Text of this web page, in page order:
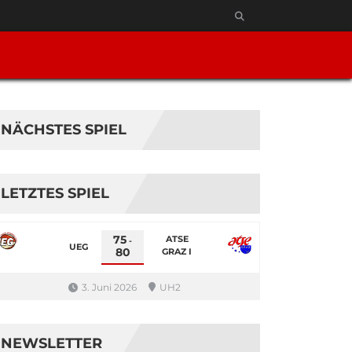
NÄCHSTES SPIEL
LETZTES SPIEL
UEG 75 -
80
ATSE
GRAZ I
3. Juni 2026 UH2
NEWSLETTER